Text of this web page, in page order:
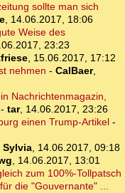
sollte man sich
, 14.06.2017, 18:06
Weise des
23:23
, 15.06.2017, 17:12
nehmen - CalBaer,
Nachrichtenmagazin,
- tar, 14.06.2017, 23:26
einen Trump-Artikel-
Sylvia, 14.06.2017, 09:18
, 14.06.2017, 13:01
zum 100%-Tollpatsch
die "Gouvernante" ...